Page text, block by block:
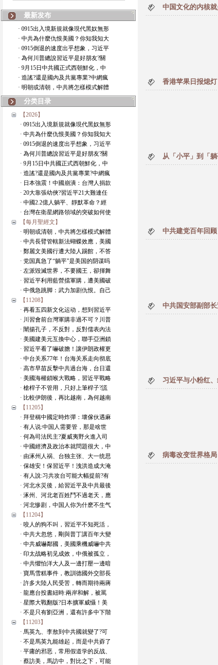
最新发布
· 0915出入境新規就像現代黑奴無形
· 中共為什麼仇恨美國？你知我知大
· 0915倒退的速度出乎想象，习近平
· 為何川普總說習近平是好朋友?關
· 9月15日中共國正式西朝鮮化，中
· 造謠?還是國內及共黨專業?中網瘋
· 明朝或清朝，中共將怎樣模式解體
分类目录
【2026】
· 0915出入境新規就像現代黑奴無形
· 中共為什麼仇恨美國？你知我知大
· 0915倒退的速度出乎想象，习近平
· 為何川普總說習近平是好朋友?關
· 9月15日中共國正式西朝鮮化，中
· 造謠?還是國內及共黨專業?中網瘋
· 日本強震！中國崩潰：台灣人捐款
· 20大靠張幼俠?習近平21大難連任
· 中國2.2億人躺平、靜默革命？經
· 台灣在衛星網路領域的突破如何使
【每月聖經文】
· 明朝或清朝，中共將怎樣模式解體
· 中共長臂管轄新法蝴蝶效應，美國
· 鄭麗文美國行遭大陸人踢館，不答
· 党国真急了“躺平”是美国的阴谋吗
· 左派毀滅世界，不要國王，卻揮舞
· 習近平利用藍營擋軍購，遭美國破
· 中俄急跳脚：武力加剧仇恨。自己
【11208】
· 再看五四新文化运动，想到習近平
· 川習會前台灣軍購非過不可？川普
· 闡揚孔子，不反對，反對儒表內法
· 美國建美元互換中心，聯手亞洲鎖
· 習近平看了嚇破膽！讓伊朗政權更
· 中台关系77年！台海关系走向彻底
· 高市早苗反擊中共過台海，台日還
· 美國海權鎖喉大戰略，習近平戰略
· 槍桿子不管用，只好上筆桿子?謊
· 比較伊朗後，再比越南，為何越南
【11205】
· 拜登稱中國定時炸彈：壞傢伙遇麻
· 有人说:中国人需要管，那是啥世
· 何為司法民主?夏威夷野火進入司
· 中國經濟及政治本就問題很大，中
· 由涿州人祸、台独主张、大一统思
· 保雄安！保習近平！洩洪造成大淹
· 有人說:习共攻台可能大幅提前?有
· 河北水災後，給習近平及中共最後
· 涿州、河北老百姓鬥不過老天，應
· 河北惨剧，中国人你为什麽不生气
【11204】
· 咬人的狗不叫，習近平不知死活，
· 中共大忽悠，剛與普丁講百年大變
· 中共威嚇鄰國，美國乘機威嚇中共
· 印太战略初见成效，中俄被孤立，
· 中共懼怕洋大人及一邊打壓一邊暗
· 寶馬雪糕事件，教訓德國外交部長
· 許多大陸人民受苦，轉而期待兩蔣
· 龍應台投書紐時:兩岸和解，被罵
· 星際大戰翻版?日本擴軍威懾！美
· 不是只有劉亞洲，還有許多中下階
【11203】
· 馬英九、李敖到中共國就變了?可
· 不是馬英九能雄起，而是中共孬了
· 平庸的邪恶，常用假道学的反战、
· 蔡訪美，馬訪中，對比之下，可能
中国文化的内核
香港苹果日报熄
从「小平」到「
中共建党百年回
中共国安部副部
习近平与小粉红
病毒改变世界格